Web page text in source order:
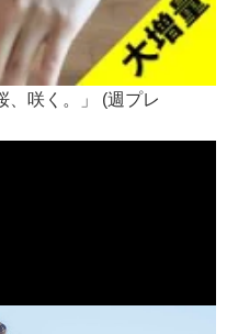
、咲く。」 (週プレ